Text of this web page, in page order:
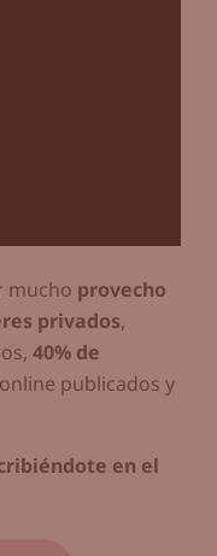
mucho provecho
privados,
40% de
publicados y
en el